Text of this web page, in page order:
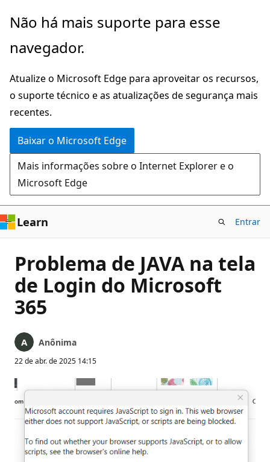
Pular
o
principal
Não há mais suporte para esse
navegador.
Atualize o Microsoft Edge para aproveitar os recursos,
o suporte técnico e as atualizações de segurança mais
recentes.
Baixar o Microsoft Edge
Mais informações sobre o Internet Explorer e o
Microsoft Edge
Learn Entrar
Problema de JAVA na tela
de Login do Microsoft
365
Anônima
22 de abr. de 2025 14:15